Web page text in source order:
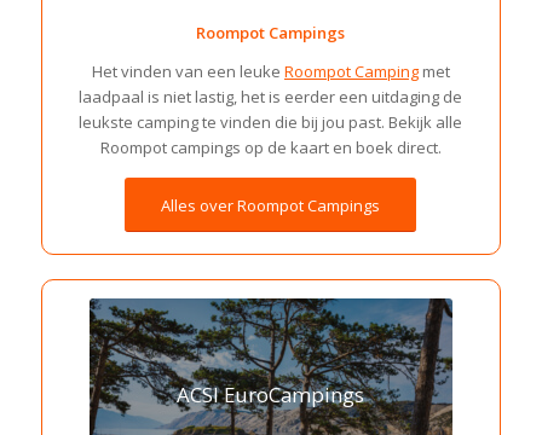
Roompot Campings
Het vinden van een leuke Roompot Campingmet
laadpaal is niet lastig, het is eerder een uitdaging de
leukste camping te vinden die bij jou past. Bekijk alle
Roompot campings op de kaart en boek direct.
Alles over Roompot Campings
ACSI EuroCampings